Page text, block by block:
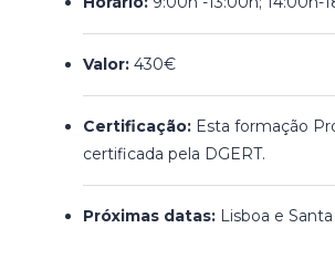
Valor: 430€
Certificação: Esta formação
certificada pela DGERT.
Próximas datas: Lisboa e